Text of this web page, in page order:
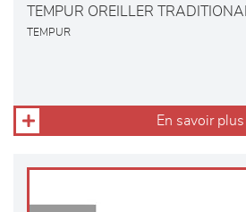
TEMPUR OREILLER TRADITIONAL
TEMPUR
En savoir plus